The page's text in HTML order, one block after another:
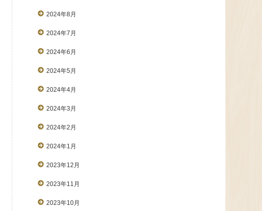
2024年8月
2024年7月
2024年6月
2024年5月
2024年4月
2024年3月
2024年2月
2024年1月
2023年12月
2023年11月
2023年10月